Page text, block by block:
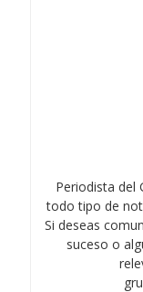
Periodista del
todo tipo de
Si deseas
suceso o